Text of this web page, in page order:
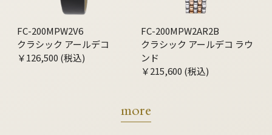
FC-200MPW2V6
クラシック アールデコ
￥126,500 (税込)
FC-200MPW2AR2B
クラシック アールデコ ラウ
ンド
￥215,600 (税込)
more